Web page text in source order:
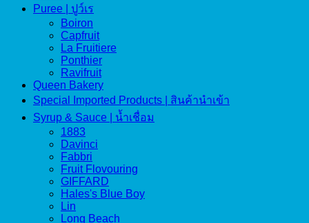
Puree | ปูว์เร
Boiron
Capfruit
La Fruitiere
Ponthier
Ravifruit
Queen Bakery
Special Imported Products | สินค้านำเข้า
Syrup & Sauce | น้ำเชื่อม
1883
Davinci
Fabbri
Fruit Flovouring
GIFFARD
Hales's Blue Boy
Lin
Long Beach